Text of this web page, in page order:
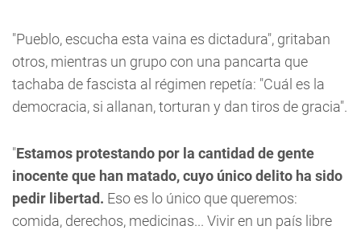
"Pueblo, escucha esta vaina es dictadura", gritaban
otros, mientras un grupo con una pancarta que
tachaba de fascista al régimen repetía: "Cuál es la
democracia, si allanan, torturan y dan tiros de gracia".
"Estamos protestando por la cantidad de gente
inocente que han matado, cuyo único delito ha sido
pedir libertad. Eso es lo único que queremos:
comida, derechos, medicinas... Vivir en un país libre